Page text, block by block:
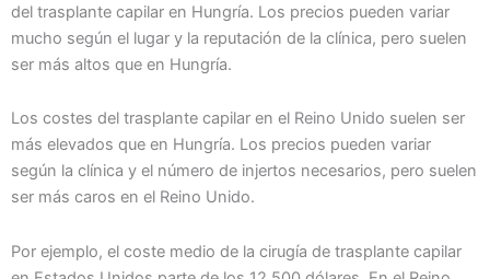
del trasplante capilar en Hungría. Los precios pueden variar
mucho según el lugar y la reputación de la clínica, pero suelen
ser más altos que en Hungría.
Los costes del trasplante capilar en el Reino Unido suelen ser
más elevados que en Hungría. Los precios pueden variar
según la clínica y el número de injertos necesarios, pero suelen
ser más caros en el Reino Unido.
Por ejemplo, el coste medio de la cirugía de trasplante capilar